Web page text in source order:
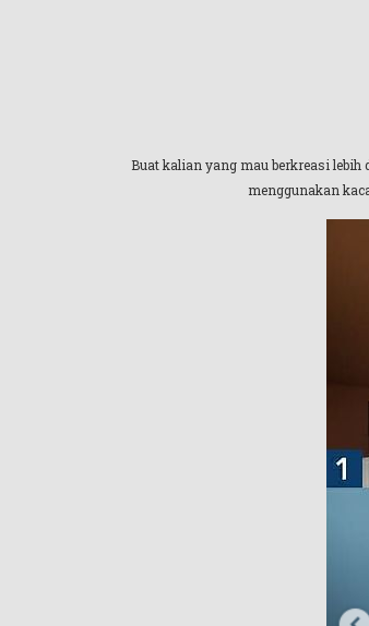
Buat kalian yang mau berkreasi lebih
menggunakan